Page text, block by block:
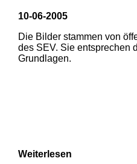
1
10-06-2005
Die Bilder stammen von
des SEV. Sie entsprechen
Grundlagen.
Weiterlesen